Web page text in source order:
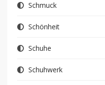
Schmuck
Schönheit
Schuhe
Schuhwerk